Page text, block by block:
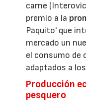
carne
premio a la
Paquito' que
mercado un
el consumo de
adaptados a
Producción
pesquero